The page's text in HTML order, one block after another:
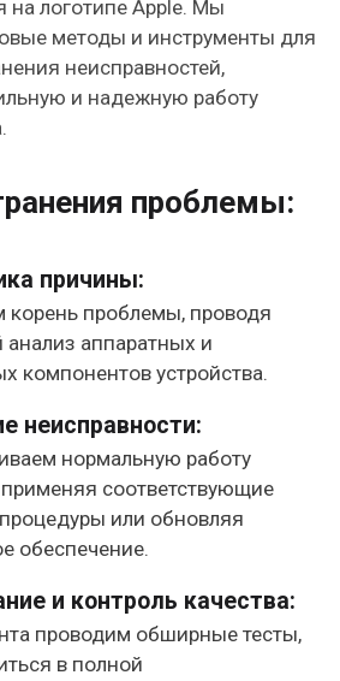
на логотипе Apple. Мы
методы и инструменты для
неисправностей,
и надежную работу
проблемы:
причины:
корень проблемы, проводя
аппаратных и
компонентов устройства.
неисправности:
нормальную работу
применяя соответствующие
или обновляя
обеспечение.
и контроль качества:
проводим обширные тесты,
в полной